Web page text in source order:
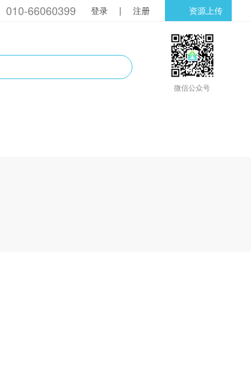
资源上传
登录 | 注册
010-66060399
微信公众号